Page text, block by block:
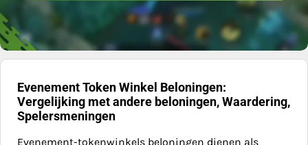
Evenement Token Winkel Beloningen:
Vergelijking met andere beloningen, Waardering,
Spelersmeningen
Evenement-tokenwinkels beloningen dienen als